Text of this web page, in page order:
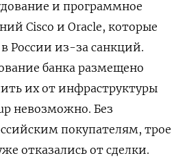
и программное
Cisco и Oracle, которые
России из-за санкций.
банка размещено
их от инфраструктуры
невозможно. Без
покупателям, трое
отказались от сделки.